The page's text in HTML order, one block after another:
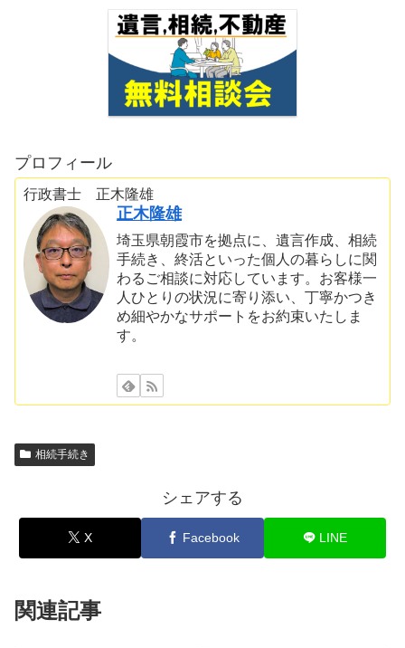
プロフィール
行政書士 正木隆雄
正木隆雄
埼玉県朝霞市を拠点に、遺言作成、相続
手続き、終活といった個人の暮らしに関
わるご相談に対応しています。お客様一
人ひとりの状況に寄り添い、丁寧かつき
め細やかなサポートをお約束いたしま
す。
相続手続き
シェアする
X Facebook LINE
関連記事